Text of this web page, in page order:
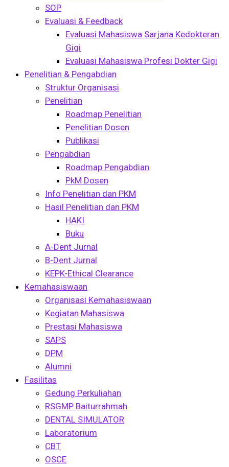
SOP
Evaluasi & Feedback
Evaluasi Mahasiswa Sarjana Kedokteran
Gigi
Evaluasi Mahasiswa Profesi Dokter Gigi
Penelitian & Pengabdian
Struktur Organisasi
Penelitian
Roadmap Penelitian
Penelitian Dosen
Publikasi
Pengabdian
Roadmap Pengabdian
PkM Dosen
Info Penelitian dan PKM
Hasil Penelitian dan PKM
HAKI
Buku
A-Dent Jurnal
B-Dent Jurnal
KEPK-Ethical Clearance
Kemahasiswaan
Organisasi Kemahasiswaan
Kegiatan Mahasiswa
Prestasi Mahasiswa
SAPS
DPM
Alumni
Fasilitas
Gedung Perkuliahan
RSGMP Baiturrahmah
DENTAL SIMULATOR
Laboratorium
CBT
OSCE